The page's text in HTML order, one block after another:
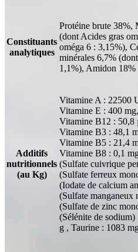
Constituants
analytiques
Protéine brute 38%,
(dont Acides gras
oméga 6 : 3,15%),
minérales 6,7%
1,1%), Amidon 18%
Additifs
nutritionnels
(au Kg)
Vitamine A : 22500
Vitamine E : 400
Vitamine B12 : 50,8
Vitamine B3 : 48,1
Vitamine B5 : 21,4
Vitamine B8 : 0,1
(Sulfate cuivrique
(Sulfate ferreux
(Iodate de calcium
(Sulfate manganeux
(Sulfate de zinc
(Sélénite de
g , Taurine : 1083